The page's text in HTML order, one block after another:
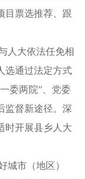
目票选推荐、跟
人大依法任免相
选通过法定方式
委两院”、党委
监督新途径。深
时开展县乡人大
城市（地区）